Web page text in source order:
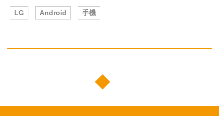
LG Android 手機